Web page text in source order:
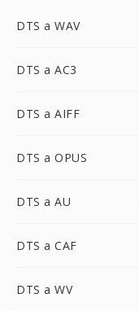
DTS a WAV
DTS a AC3
DTS a AIFF
DTS a OPUS
DTS a AU
DTS a CAF
DTS a WV